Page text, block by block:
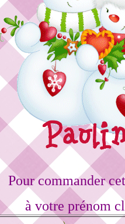
Pour commander
à votre prénom